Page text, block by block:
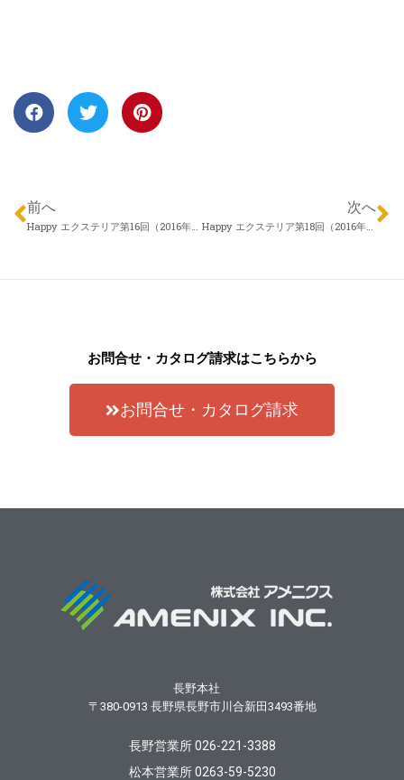
前へ
Happy エクステリア第16回（2016年01月14日）株式会社 アロウズガーデンデザイン 伊藤謙吾さん 「もっともっとお庭を楽しもう！」
次へ
Happy エクステリア第18回（2016年01月28日）アイザックデザイン メリーガーデン 松本なおゆきさん 「リ・ガーデン（お庭のリフォーム）」
お問合せ・カタログ請求はこちらから
お問合せ・カタログ請求
長野本社
〒380-0913 長野県長野市川合新田3493番地
長野営業所 026-221-3388
松本営業所 0263-59-5230